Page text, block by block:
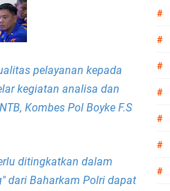
Perkuat Sinergitas
fungsi Polmas
ke Lombok Tengah
pelayanan kepada
kegiatan analisa dan
Kombes Pol Boyke F.S
ditingkatkan dalam
dari Baharkam Polri dapat
#
#
#
#
#
#
#